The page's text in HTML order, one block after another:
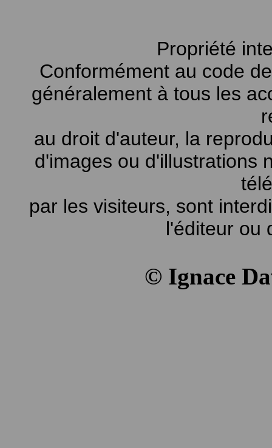
Propriété
Conformément au code
généralement à tous les
au droit d'auteur, la
d'images ou d'illustrations
par les visiteurs, sont
l'éditeur ou
© Ignace